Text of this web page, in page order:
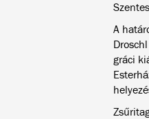
A
gráci